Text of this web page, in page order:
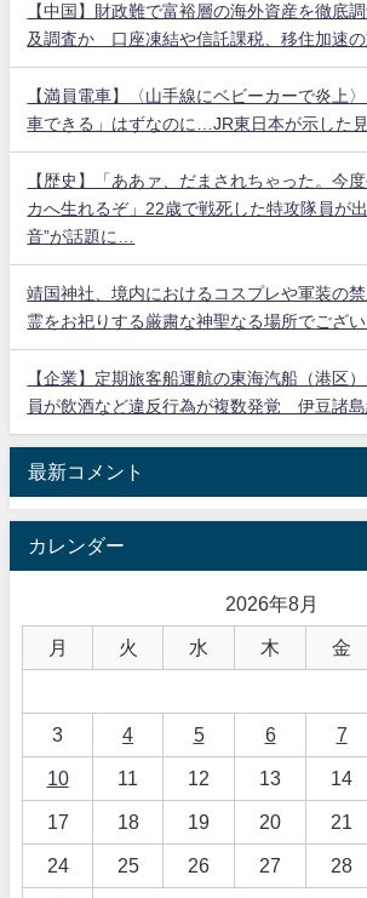
【中国】財政難で富裕層の海外資産を徹底
及調査か 口座凍結や信託課税、移住加速の
【満員電車】〈山手線にベビーカーで炎上
車できる」はずなのに…JR東日本が示した
【歴史】「ああァ、だまされちゃった。今
カへ生れるぞ」22歳で戦死した特攻隊員が
音”が話題に…
靖国神社、境内におけるコスプレや軍装の
霊をお祀りする厳粛な神聖なる場所でござい
【企業】定期旅客船運航の東海汽船（港区
員が飲酒など違反行為が複数発覚 伊豆諸
最新コメント
カレンダー
2026年8月
月 火 水 木 金
3 4 5 6 7
10 11 12 13 14
17 18 19 20 21
24 25 26 27 28